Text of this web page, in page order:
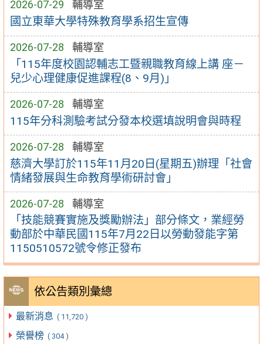
2026-07-29 輔導室
國立東華大學特殊教育學系招生宣傳
2026-07-28 輔導室
「115年度校園認輔志工暨親職教育線上講 座－
兒少心理健康促進課程(8、9月)」
2026-07-28 輔導室
115年分科測驗考試分發本校選填說明會與時程
2026-07-28 輔導室
慈濟大學訂於115年11月20日(星期五)辦理「社會
情緒發展與生命教育學術研討會」
2026-07-28 輔導室
「技能競賽實施及獎勵辦法」部分條文，業經勞
動部於中華民國115年7月22日以勞動發能字第
1150510572號令修正發布
依公告類別彙總
最新消息 ( 11,720 )
榮譽榜 ( 304 )